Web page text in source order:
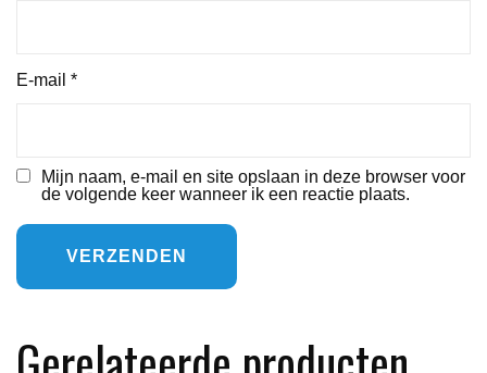
E-mail *
Mijn naam, e-mail en site opslaan in deze browser voor
de volgende keer wanneer ik een reactie plaats.